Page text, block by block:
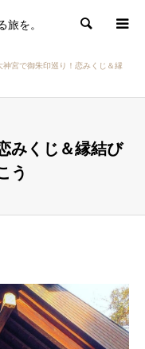
旅を。 検索
神宮で御朱印巡り！恋みくじ＆縁
みくじ＆縁結び
う